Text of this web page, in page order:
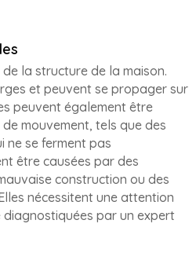
la structure de la maison.
et peuvent se propager sur
peuvent également être
mouvement, tels que des
ne se ferment pas
être causées par des
construction ou des
nécessitent une attention
par un expert